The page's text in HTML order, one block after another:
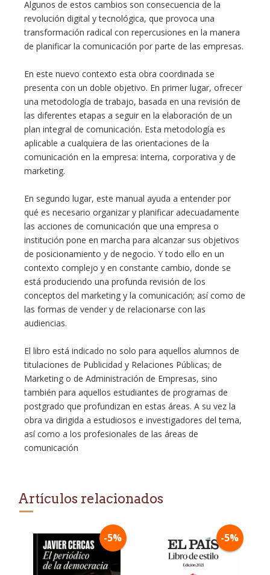
Algunos de estos cambios son consecuencia de la
revolución digital y tecnológica, que provoca una
transformación radical con repercusiones en la manera
de planificar la comunicación por parte de las empresas.
En este nuevo contexto esta obra coordinada se
presenta con un doble objetivo. En primer lugar, ofrecer
una metodología de trabajo, basada en una revisión de
las diferentes etapas a seguir en la elaboración de un
plan integral de comunicación. Esta metodología es
aplicable a cualquiera de las orientaciones de la
comunicación en la empresa: interna, corporativa y de
marketing.
En segundo lugar, este manual ayuda a entender por
qué es necesario organizar y planificar adecuadamente
las acciones de comunicación que una empresa o
institución pone en marcha para alcanzar sus objetivos
de posicionamiento y de negocio. Y todo ello en un
contexto complejo y en constante cambio, donde se
está produciendo una profunda revisión de los
conceptos del marketing y la comunicación; así como de
las formas de vender y de relacionarse con las
audiencias.
El libro está indicado no solo para aquellos alumnos de
titulaciones de Publicidad y Relaciones Públicas; de
Marketing o de Administración de Empresas, sino
también para aquellos estudiantes de programas de
postgrado que profundizan en estas áreas. A su vez la
obra va dirigida a estudiosos e investigadores del tema,
así como a los profesionales de las áreas de
comunicación
Artículos relacionados
-5% -5%